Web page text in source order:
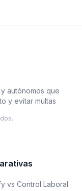
autónomos que
y evitar multas
vs Control Laboral